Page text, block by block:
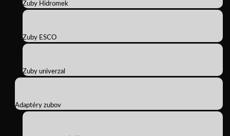
Zuby Hidromek
Zuby ESCO
Zuby univerzal
Adaptéry zubov